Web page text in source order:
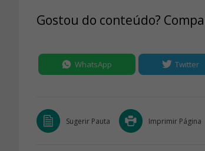
Gostou do conteúdo?
WhatsApp Twitter
Sugerir Pauta Imprimir Página